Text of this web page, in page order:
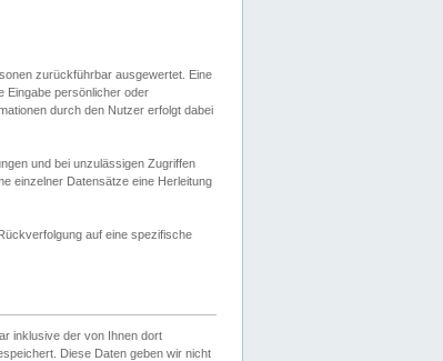
zurückführbar ausgewertet. Eine
Eingabe persönlicher oder
durch den Nutzer erfolgt dabei
und bei unzulässigen Zugriffen
einzelner Datensätze eine Herleitung
auf eine spezifische
inklusive der von Ihnen dort
Diese Daten geben wir nicht